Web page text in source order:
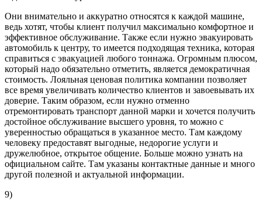
Они внимательно и аккуратно относятся к каждой машине,
ведь хотят, чтобы клиент получил максимально комфортное и
эффективное обслуживание. Также если нужно эвакуировать
автомобиль к центру, то имеется подходящая техника, которая
справиться с эвакуацией любого тоннажа. Огромным плюсом,
который надо обязательно отметить, является демократичная
стоимость. Лояльная ценовая политика компании позволяет
все время увеличивать количество клиентов и завоевывать их
доверие. Таким образом, если нужно отменно
отремонтировать транспорт данной марки и хочется получить
достойное обслуживание высшего уровня, то можно с
уверенностью обращаться в указанное место. Там каждому
человеку предоставят выгодные, недорогие услуги и
дружелюбное, открытое общение. Больше можно узнать на
официальном сайте. Там указаны контактные данные и много
другой полезной и актуальной информации.
9)